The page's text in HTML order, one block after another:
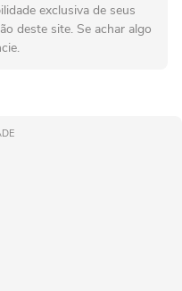
exclusiva de seus
deste site. Se achar algo